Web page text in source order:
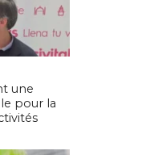
une
pour la